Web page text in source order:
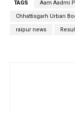
TAGS Aam Aadmi
Chhattisgarh Urban
raipur news